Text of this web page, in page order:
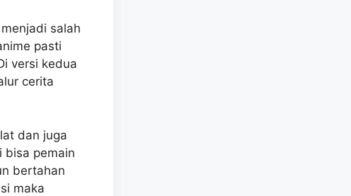
salah
pasti
versi kedua
cerita
dan juga
bisa pemain
bertahan
maka